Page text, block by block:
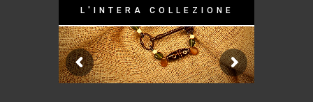
L'INTERA COLLEZIONE